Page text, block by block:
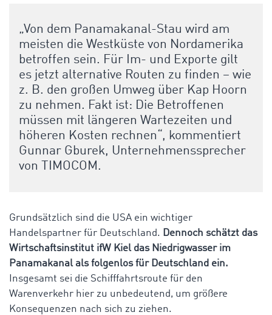
„Von dem Panamakanal-Stau wird am
meisten die Westküste von Nordamerika
betroffen sein. Für Im- und Exporte gilt
es jetzt alternative Routen zu finden – wie
z. B. den großen Umweg über Kap Hoorn
zu nehmen. Fakt ist: Die Betroffenen
müssen mit längeren Wartezeiten und
höheren Kosten rechnen“, kommentiert
Gunnar Gburek, Unternehmenssprecher
von TIMOCOM.
Grundsätzlich sind die USA ein wichtiger
Handelspartner für Deutschland. Dennoch schätzt das
Wirtschaftsinstitut ifW Kiel das Niedrigwasser im
Panamakanal als folgenlos für Deutschland ein.
Insgesamt sei die Schifffahrtsroute für den
Warenverkehr hier zu unbedeutend, um größere
Konsequenzen nach sich zu ziehen.